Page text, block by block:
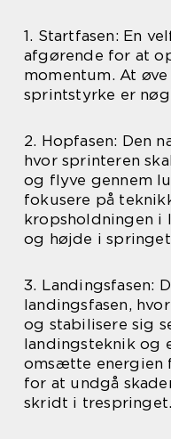
1. Startfasen: En
afgørende for at
momentum. At
sprintstyrke er
2. Hopfasen: Den
hvor sprinteren
og flyve gennem
fokusere på
kropsholdningen
og højde i
3. Landingsfasen:
landingsfasen,
og stabilisere sig
landingsteknik og
omsætte energien
for at undgå
skridt i trespringet.